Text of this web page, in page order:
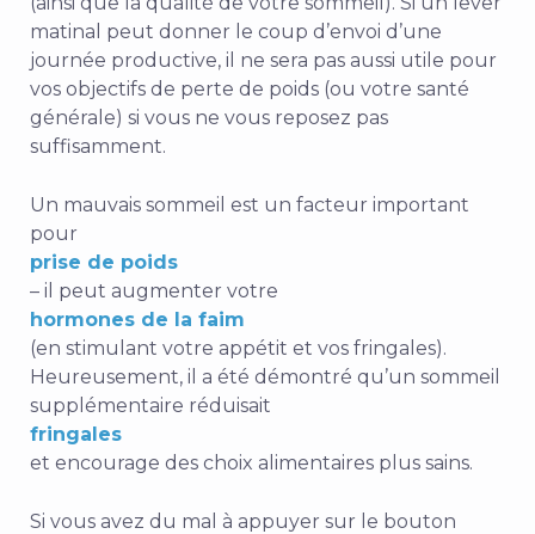
matinal peut donner le coup d’envoi d’une
journée productive, il ne sera pas aussi utile pour
vos objectifs de perte de poids (ou votre santé
générale) si vous ne vous reposez pas
suffisamment.
Un mauvais sommeil est un facteur important
pour
prise de poids
– il peut augmenter votre
hormones de la faim
(en stimulant votre appétit et vos fringales).
Heureusement, il a été démontré qu’un sommeil
supplémentaire réduisait
fringales
et encourage des choix alimentaires plus sains.
Si vous avez du mal à appuyer sur le bouton